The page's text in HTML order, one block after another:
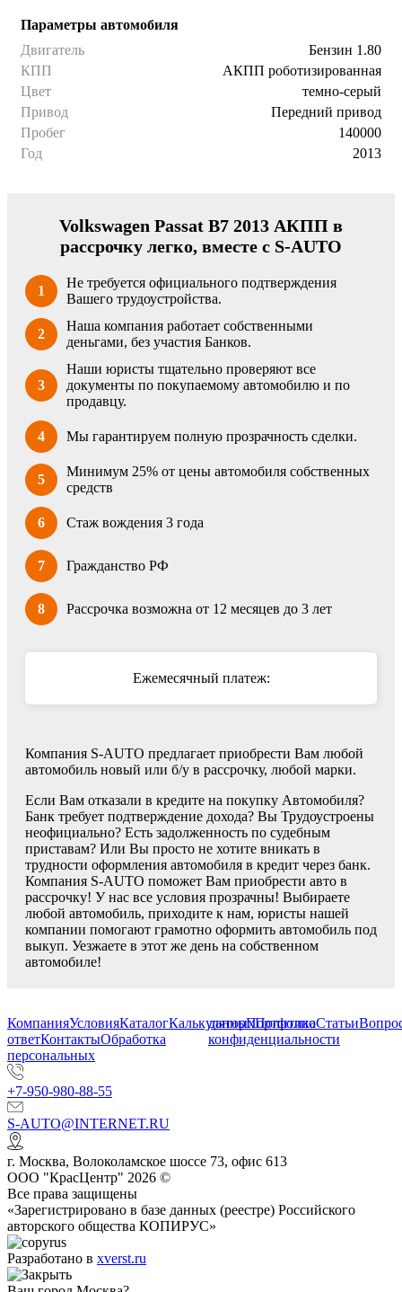
Параметры автомобиля
Двигатель
Бензин 1.80
КПП
АКПП роботизированная
Цвет
темно-серый
Привод
Передний привод
Пробег
140000
Год
2013
Volkswagen Passat B7 2013 АКПП в
рассрочку легко, вместе с S-AUTO
1
Не требуется официального подтверждения
Вашего трудоустройства.
2
Наша компания работает собственными
деньгами, без участия Банков.
3
Наши юристы тщательно проверяют все
документы по покупаемому автомобилю и по
продавцу.
4 Мы гарантируем полную прозрачность сделки.
5
Минимум 25% от цены автомобиля собственных
средств
6 Стаж вождения 3 года
7 Гражданство РФ
8 Рассрочка возможна от 12 месяцев до 3 лет
Ежемесячный платеж:
Компания S-AUTO предлагает приобрести Вам любой
автомобиль новый или б/у в рассрочку, любой марки.
Если Вам отказали в кредите на покупку Автомобиля?
Банк требует подтверждение дохода? Вы Трудоустроены
неофициально? Есть задолженность по судебным
приставам? Или Вы просто не хотите вникать в
трудности оформления автомобиля в кредит через банк.
Компания S-AUTO поможет Вам приобрести авто в
рассрочку! У нас все условия прозрачны! Выбираете
любой автомобиль, приходите к нам, юристы нашей
компании помогают грамотно оформить автомобиль под
выкуп. Уезжаете в этот же день на собственном
автомобиле!
КомпанияУсловияКаталогКалькуляторПортфолиоСтатьи
ответКонтактыОбработка
персональных
данныхПолитика
конфиденциальности
+7-950-980-88-55
S-AUTO@INTERNET.RU
г. Москва, Волоколамское шоссе 73, офис 613
ООО "КрасЦентр" 2026 ©
Все права защищены
«Зарегистрировано в базе данных (реестре) Российского
авторского общества КОПИРУС»
Разработано в xverst.ru